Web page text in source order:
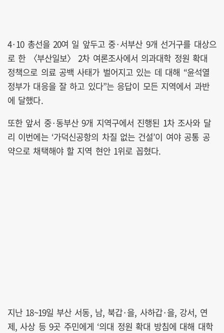
4·10 총선을 20여 일 앞두고 중·서부산 9개 선거구를 대상으
로 한 〈부산일보〉 2차 여론조사에서 의과대학 정원 확대
정책으로 의료 공백 사태가 벌어지고 있는 데 대해 “윤석열
정부가 대응을 잘 하고 있다”는 응답이 모든 지역에서 과반
에 달했다.
또한 앞서 중·동부산 9개 지역구에서 진행된 1차 조사와 달
리 이번에는 ‘가덕신공항의 차질 없는 건설’이 여야 공통 공
약으로 채택해야 할 지역 현안 1위로 꼽혔다.
지난 18~19일 부산 서동, 남, 북갑·을, 사하갑·을, 강서, 연
제, 사상 등 9곳 주민에게 ‘의대 정원 확대 방침에 대해 대학